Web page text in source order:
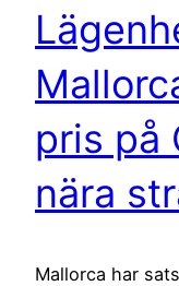
pris på
nära
Mallorca har